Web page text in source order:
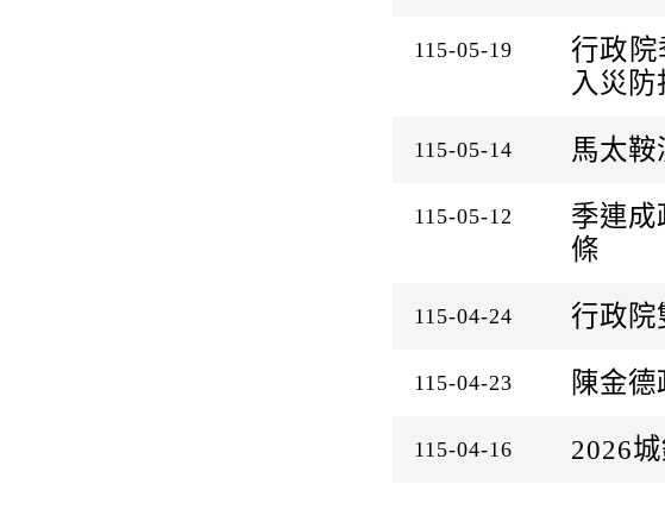
行政
入災防
115-05-19
馬太
115-05-14
季連成
條
115-05-12
行政院
115-04-24
陳金
115-04-23
2026
115-04-16